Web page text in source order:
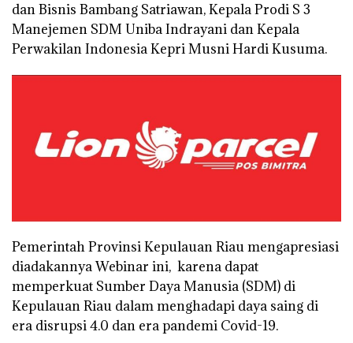
dan Bisnis Bambang Satriawan, Kepala Prodi S 3
Manejemen SDM Uniba Indrayani dan Kepala
Perwakilan Indonesia Kepri Musni Hardi Kusuma.
Pemerintah Provinsi Kepulauan Riau mengapresiasi
diadakannya Webinar ini, karena dapat
memperkuat Sumber Daya Manusia (SDM) di
Kepulauan Riau dalam menghadapi daya saing di
era disrupsi 4.0 dan era pandemi Covid-19.